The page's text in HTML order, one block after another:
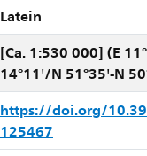
Latein
[Ca. 1:530 000] (E
14°11'/N 51°35'-N
https://doi.org/
125467